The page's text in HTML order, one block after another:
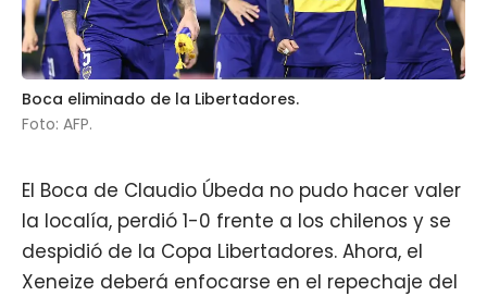
Boca eliminado de la Libertadores.
Foto: AFP.
El Boca de Claudio Úbeda no pudo hacer valer
la localía, perdió 1-0 frente a los chilenos y se
despidió de la Copa Libertadores. Ahora, el
Xeneize deberá enfocarse en el repechaje del